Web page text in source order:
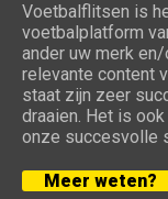
Voetbalflitsen is
voetbalplatform
ander uw merk
relevante content
staat zijn zeer
draaien. Het is
onze succesvolle
Meer weten?